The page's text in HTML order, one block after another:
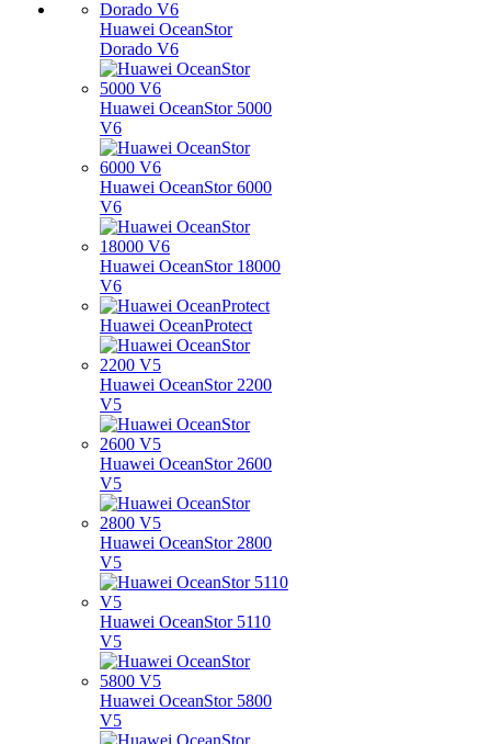
Huawei OceanStor
Dorado V6
Huawei OceanStor 5000
V6
Huawei OceanStor 6000
V6
Huawei OceanStor 18000
V6
Huawei OceanProtect
Huawei OceanStor 2200
V5
Huawei OceanStor 2600
V5
Huawei OceanStor 2800
V5
Huawei OceanStor 5110
V5
Huawei OceanStor 5800
V5